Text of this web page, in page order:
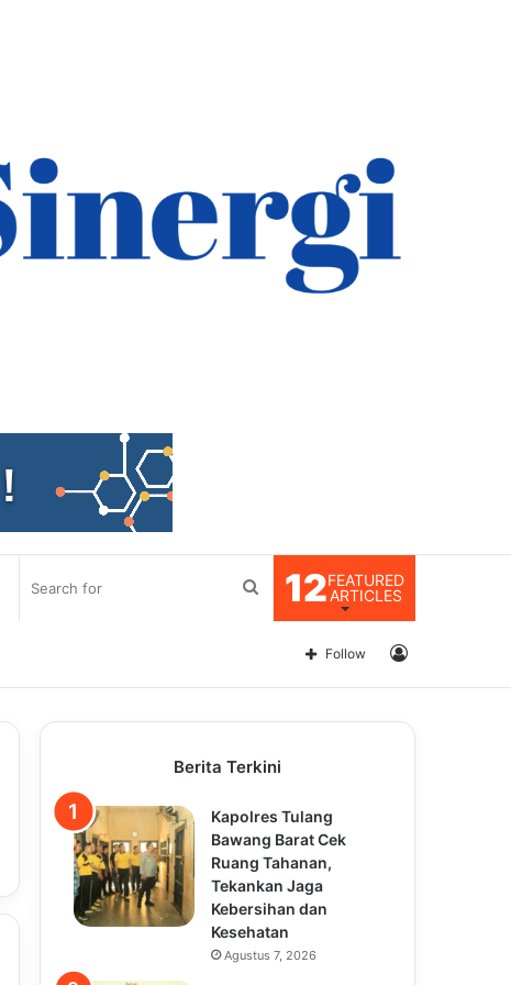
12FEATURED
ARTICLES
Search
Log
Follow
Berita Terkini
Kapolres Tulang
Bawang Barat Cek
Ruang Tahanan,
Tekankan Jaga
Kebersihan dan
Kesehatan
Agustus 7, 2026